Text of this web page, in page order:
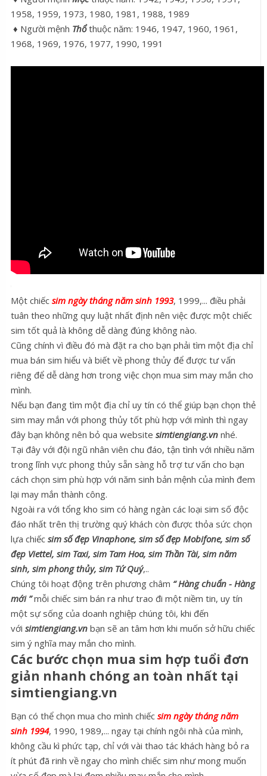
1958, 1959, 1973, 1980, 1981, 1988, 1989
♦ Người mệnh Thổthuộc năm: 1946, 1947, 1960, 1961,
1968, 1969, 1976, 1977, 1990, 1991
Một chiếc sim ngày tháng năm sinh 1993, 1999,... điều phải
tuân theo những quy luật nhất định nên việc được một chiếc
sim tốt quả là không dễ dàng đúng không nào.
Cũng chính vì điều đó mà đặt ra cho bạn phải tìm một địa chỉ
mua bán sim hiểu và biết về phong thủy để được tư vấn
riêng để dễ dàng hơn trong việc chọn mua sim may mắn cho
mình.
Nếu bạn đang tìm một địa chỉ uy tín có thể giúp bạn chọn thẻ
sim may mắn với phong thủy tốt phù hợp với mình thì ngay
đây bạn không nên bỏ qua website simtiengiang.vn nhé.
Tại đây với đội ngũ nhân viên chu đáo, tận tình với nhiều năm
trong lĩnh vực phong thủy sẵn sàng hỗ trợ tư vấn cho bạn
cách chọn sim phù hợp với năm sinh bản mệnh của mình đem
lại may mắn thành công.
Ngoài ra với tổng kho sim có hàng ngàn các loại sim số độc
đáo nhất trên thị trường quý khách còn được thỏa sức chọn
lựa chiếc sim số đẹp Vinaphone, sim số đẹp Mobifone, sim số
đẹp Viettel, sim Taxi, sim Tam Hoa, sim Thần Tài, sim năm
sinh, sim phong thủy, sim Tứ Quý,..
Chúng tôi hoạt động trên phương châm “ Hàng chuẩn - Hàng
mới ”mỗi chiếc sim bán ra như trao đi một niềm tin, uy tín
một sự sống của doanh nghiệp chúng tôi, khi đến
với simtiengiang.vn bạn sẽ an tâm hơn khi muốn sở hữu chiếc
sim ý nghĩa may mắn cho mình.
Các bước chọn mua sim hợp tuổi đơn
giản nhanh chóng an toàn nhất tại
simtiengiang.vn
Bạn có thể chọn mua cho mình chiếc sim ngày tháng năm
sinh 1994, 1990, 1989,... ngay tại chính ngôi nhà của mình,
không cầu kì phức tạp, chỉ với vài thao tác khách hàng bỏ ra
ít phút đã rinh về ngay cho mình chiếc sim như mong muốn